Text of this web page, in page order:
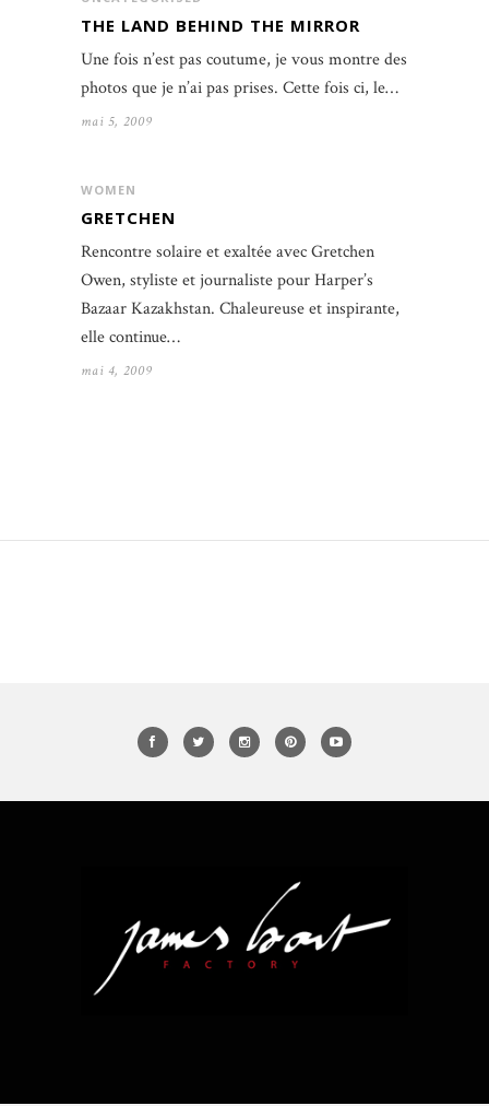
THE LAND BEHIND THE MIRROR
Une fois n’est pas coutume, je vous montre des
photos que je n’ai pas prises. Cette fois ci, le…
mai 5, 2009
WOMEN
GRETCHEN
Rencontre solaire et exaltée avec Gretchen
Owen, styliste et journaliste pour Harper’s
Bazaar Kazakhstan. Chaleureuse et inspirante,
elle continue…
mai 4, 2009